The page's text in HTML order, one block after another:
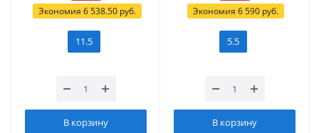
Экономия 6 538.50руб.
11.5
В корзину
Экономия 6 590 руб.
5.5
В корзину